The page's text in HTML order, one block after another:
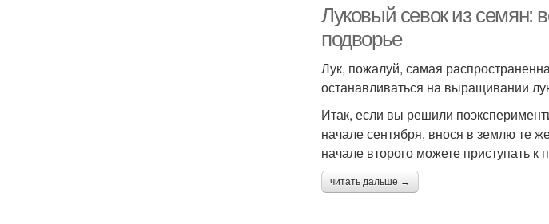
Луковый севок из семян:
подворье
Лук, пожалуй, самая
останавливаться на выращивании
Итак, если вы решили
начале сентября, внося в землю те
начале второго можете приступать к
читать дальше →